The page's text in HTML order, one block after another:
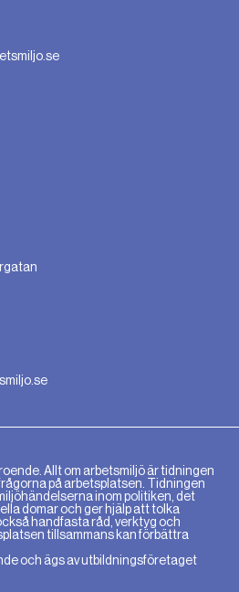
Allt om arbetsmiljö är tidningen
på arbetsplatsen. Tidningen
inom politiken, det
domar och ger hjälp att tolka
handfasta råd, verktyg och
tillsammans kan förbättra
och ägs av utbildningsföretaget